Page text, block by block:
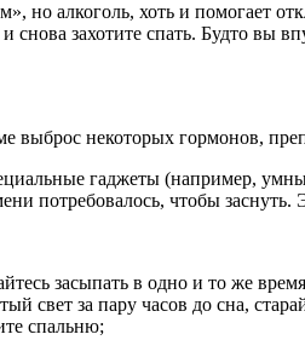
но алкоголь, хоть и помогает
снова захотите спать. Будто
выброс некоторых гормонов,
гаджеты (например,
потребовалось, чтобы
засыпать в одно и то же
свет за пару часов до сна,
спальню;